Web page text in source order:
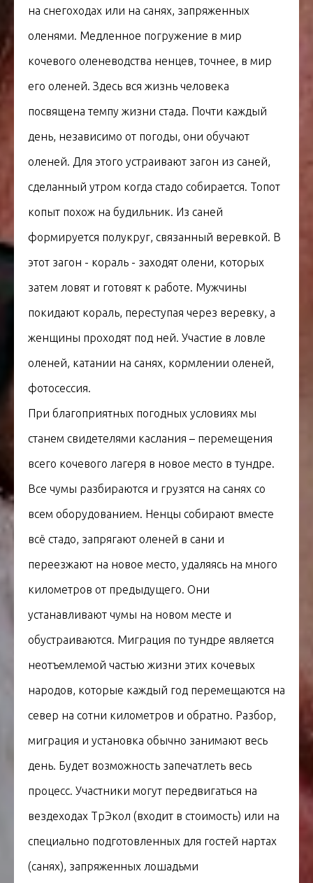
на снегоходах или на санях, запряженных
оленями. Медленное погружение в мир
кочевого оленеводства ненцев, точнее, в мир
его оленей. Здесь вся жизнь человека
посвящена темпу жизни стада. Почти каждый
день, независимо от погоды, они обучают
оленей. Для этого устраивают загон из саней,
сделанный утром когда стадо собирается. Топот
копыт похож на будильник. Из саней
формируется полукруг, связанный веревкой. В
этот загон - кораль - заходят олени, которых
затем ловят и готовят к работе. Мужчины
покидают кораль, переступая через веревку, а
женщины проходят под ней. Участие в ловле
оленей, катании на санях, кормлении оленей,
фотосессия.
При благоприятных погодных условиях мы
станем свидетелями каслания – перемещения
всего кочевого лагеря в новое место в тундре.
Все чумы разбираются и грузятся на санях со
всем оборудованием. Ненцы собирают вместе
всё стадо, запрягают оленей в сани и
переезжают на новое место, удаляясь на много
километров от предыдущего. Они
устанавливают чумы на новом месте и
обустраиваются. Миграция по тундре является
неотъемлемой частью жизни этих кочевых
народов, которые каждый год перемещаются на
север на сотни километров и обратно. Разбор,
миграция и установка обычно занимают весь
день. Будет возможность запечатлеть весь
процесс. Участники могут передвигаться на
вездеходах ТрЭкол (входит в стоимость) или на
специально подготовленных для гостей нартах
(санях), запряженных лошадьми